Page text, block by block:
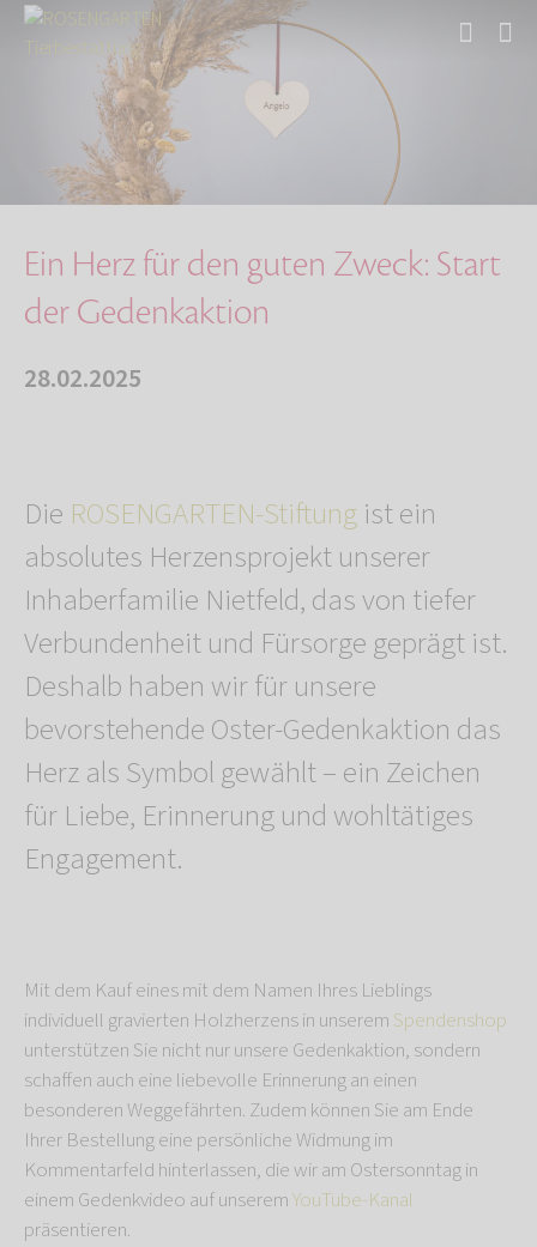
Über uns
Aktuelles
Ein Herz für den guten Zweck: Start der Geden…
Ein Herz für den guten Zweck: Start
der Gedenkaktion
28.02.2025
Die ROSENGARTEN-Stiftungist ein
absolutes Herzensprojekt unserer
Inhaberfamilie Nietfeld, das von tiefer
Verbundenheit und Fürsorge geprägt ist.
Deshalb haben wir für unsere
bevorstehende Oster-Gedenkaktion das
Herz als Symbol gewählt – ein Zeichen
für Liebe, Erinnerung und wohltätiges
Engagement.
Mit dem Kauf eines mit dem Namen Ihres Lieblings
individuell gravierten Holzherzens in unserem Spendenshop
unterstützen Sie nicht nur unsere Gedenkaktion, sondern
schaffen auch eine liebevolle Erinnerung an einen
besonderen Weggefährten. Zudem können Sie am Ende
Ihrer Bestellung eine persönliche Widmung im
Kommentarfeld hinterlassen, die wir am Ostersonntag in
einem Gedenkvideo auf unseremYouTube-Kanal
präsentieren.